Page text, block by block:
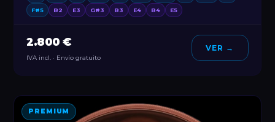
F#5 B2 E3 G#3 B3 E4 B4 E5
2.800 €
IVA incl. · Envío gratuito
VER →
PREMIUM